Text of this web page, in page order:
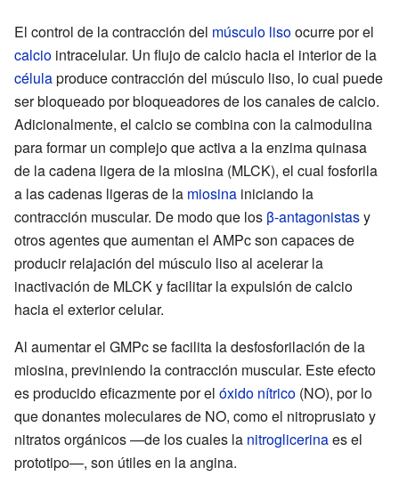
El control de la contracción del músculo lisoocurre por el
calcio intracelular. Un flujo de calcio hacia el interior de la
célulaproduce contracción del músculo liso, lo cual puede
ser bloqueado por bloqueadores de los canales de calcio.
Adicionalmente, el calcio se combina con la calmodulina
para formar un complejo que activa a la enzima quinasa
de la cadena ligera de la miosina (MLCK), el cual fosforila
a las cadenas ligeras de la miosina iniciando la
contracción muscular. De modo que los β-antagonistasy
otros agentes que aumentan el AMPc son capaces de
producir relajación del músculo liso al acelerar la
inactivación de MLCK y facilitar la expulsión de calcio
hacia el exterior celular.
Al aumentar el GMPc se facilita la desfosforilación de la
miosina, previniendo la contracción muscular. Este efecto
es producido eficazmente por el óxido nítrico (NO), por lo
que donantes moleculares de NO, como el nitroprusiato y
nitratos orgánicos —de los cuales la nitroglicerinaes el
prototipo—, son útiles en la angina.